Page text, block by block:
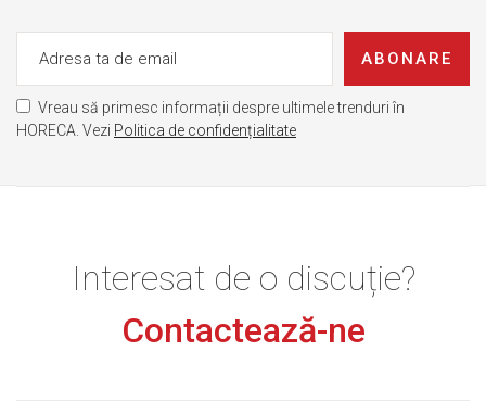
ABONARE
Vreau să primesc informații despre ultimele trenduri în
HORECA. Vezi Politica de confidențialitate
Interesat de o discuție?
Contactează-ne